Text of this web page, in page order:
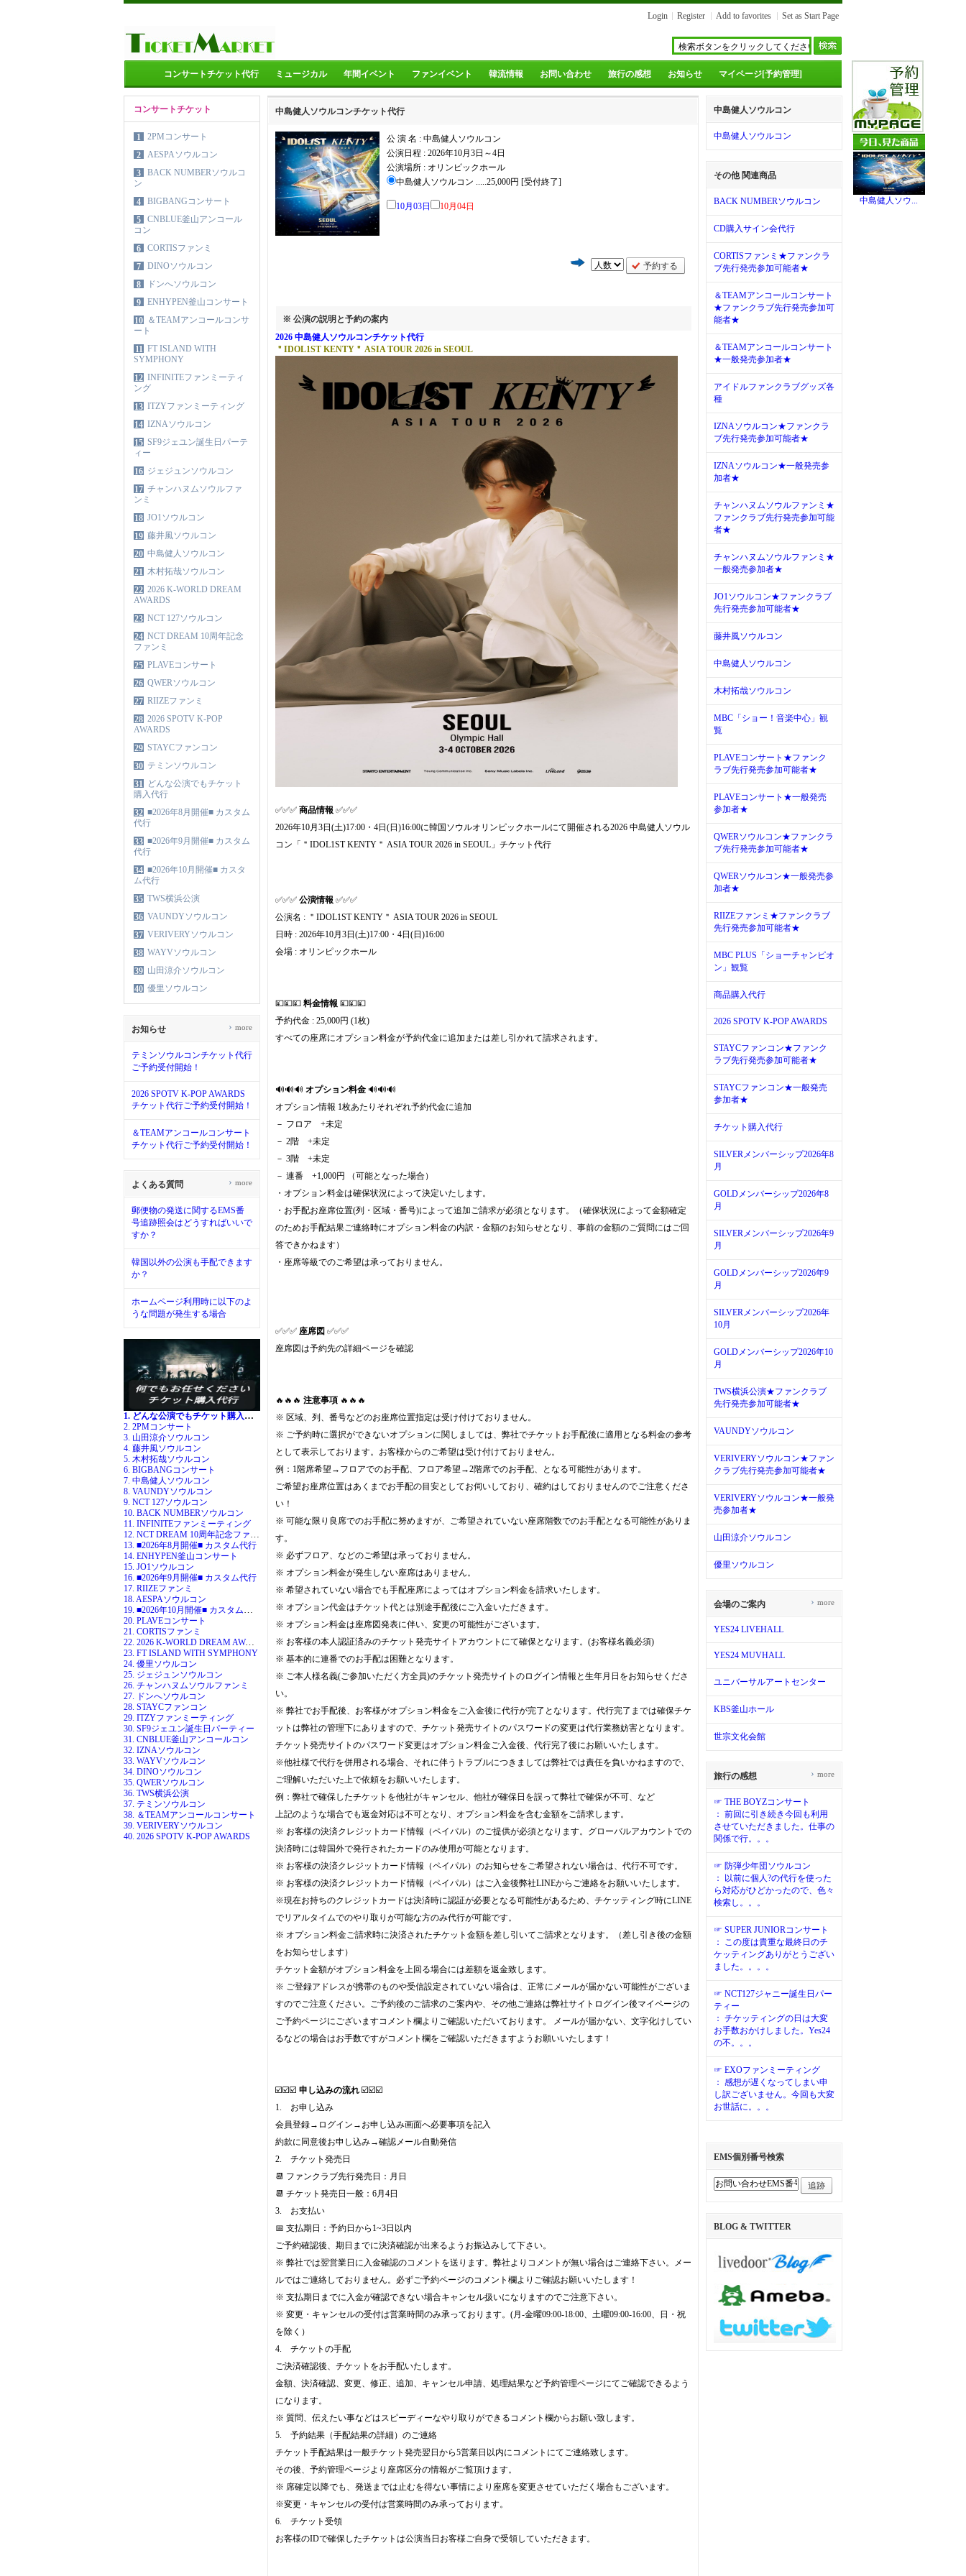
Login Register Add to favorites Set as Start Page
コンサートチケット代行 ミュージカル 年間イベント ファンイベント 韓流情報 お問い合わせ 旅行の感想 お知らせ マイページ[予約管理]
コンサートチケット
1
2PMコンサート
2
AESPAソウルコン
3
BACK NUMBERソウルコ
ン
4
BIGBANGコンサート
5
CNBLUE釜山アンコール
コン
6
CORTISファンミ
7
DINOソウルコン
8
ドンへソウルコン
9
ENHYPEN釜山コンサート
10 ＆TEAMアンコールコンサ
ート
11 FT ISLAND WITH
SYMPHONY
12 INFINITEファンミーティ
ング
13 ITZYファンミーティング
14 IZNAソウルコン
15 SF9ジェユン誕生日パーテ
ィー
16 ジェジュンソウルコン
17 チャンハヌムソウルファ
ンミ
18 JO1ソウルコン
19 藤井風ソウルコン
20 中島健人ソウルコン
21 木村拓哉ソウルコン
22 2026 K-WORLD DREAM
AWARDS
23 NCT 127ソウルコン
24 NCT DREAM 10周年記念
ファンミ
25 PLAVEコンサート
26 QWERソウルコン
27 RIIZEファンミ
28 2026 SPOTV K-POP
AWARDS
29 STAYCファンコン
30 テミンソウルコン
31 どんな公演でもチケット
購入代行
32 ■2026年8月開催■ カスタム
代行
33 ■2026年9月開催■ カスタム
代行
34 ■2026年10月開催■ カスタ
ム代行
35 TWS横浜公演
36 VAUNDYソウルコン
37 VERIVERYソウルコン
38 WAYVソウルコン
39 山田涼介ソウルコン
40 優里ソウルコン
お知らせ
テミンソウルコンチケット代行
ご予約受付開始！
2026 SPOTV K-POP AWARDS
チケット代行ご予約受付開始！
＆TEAMアンコールコンサート
チケット代行ご予約受付開始！
› more
よくある質問
郵便物の発送に関するEMS番
号追跡照会はどうすればいいで
すか？
韓国以外の公演も手配できます
か？
ホームページ利用時に以下のよ
うな問題が発生する場合
› more
1. どんな公演でもチケット購入代行
2. 2PMコンサート
3. 山田涼介ソウルコン
4. 藤井風ソウルコン
5. 木村拓哉ソウルコン
6. BIGBANGコンサート
7. 中島健人ソウルコン
8. VAUNDYソウルコン
9. NCT 127ソウルコン
10. BACK NUMBERソウルコン
11. INFINITEファンミーティング
12. NCT DREAM 10周年記念ファンミ
13. ■2026年8月開催■ カスタム代行
14. ENHYPEN釜山コンサート
15. JO1ソウルコン
16. ■2026年9月開催■ カスタム代行
17. RIIZEファンミ
18. AESPAソウルコン
19. ■2026年10月開催■ カスタム代行
20. PLAVEコンサート
21. CORTISファンミ
22. 2026 K-WORLD DREAM AWARDS
23. FT ISLAND WITH SYMPHONY
24. 優里ソウルコン
25. ジェジュンソウルコン
26. チャンハヌムソウルファンミ
27. ドンへソウルコン
28. STAYCファンコン
29. ITZYファンミーティング
30. SF9ジェユン誕生日パーティー
31. CNBLUE釜山アンコールコン
32. IZNAソウルコン
33. WAYVソウルコン
34. DINOソウルコン
35. QWERソウルコン
36. TWS横浜公演
37. テミンソウルコン
38. ＆TEAMアンコールコンサート
39. VERIVERYソウルコン
40. 2026 SPOTV K-POP AWARDS
中島健人ソウルコンチケット代行
公 演 名 : 中島健人ソウルコン
公演日程 : 2026年10月3日～4日
公演場所 : オリンピックホール
中島健人ソウルコン .....25,000円 [受付終了]
10月03日 10月04日
予約する
※ 公演の説明と予約の案内
2026 中島健人ソウルコンチケット代行
＂IDOL1ST KENTY＂ ASIA TOUR 2026 in SEOUL
✅✅✅ 商品情報 ✅✅✅
2026年10月3日(土)17:00・4日(日)16:00に韓国ソウルオリンピックホールにて開催される2026 中島健人ソウル
コン「＂IDOL1ST KENTY＂ ASIA TOUR 2026 in SEOUL」チケット代行
✅✅✅ 公演情報 ✅✅✅
公演名 : ＂IDOL1ST KENTY＂ ASIA TOUR 2026 in SEOUL
日時 : 2026年10月3日(土)17:00・4日(日)16:00
会場 : オリンピックホール
💴💴💴 料金情報 💴💴💴
予約代金 : 25,000円 (1枚)
すべての座席にオプション料金が予約代金に追加または差し引かれて請求されます。
🔊🔊🔊 オプション料金 🔊🔊🔊
オプション情報 1枚あたりそれぞれ予約代金に追加
－ フロア +未定
－ 2階 +未定
－ 3階 +未定
－ 連番 +1,000円 （可能となった場合）
・オプション料金は確保状況によって決定いたします。
・お手配お座席位置(列・区域・番号)によって追加ご請求が必須となります。（確保状況によって金額確定
のためお手配結果ご連絡時にオプション料金の内訳・金額のお知らせとなり、事前の金額のご質問にはご回
答できかねます）
・座席等級でのご希望は承っておりません。
✅✅✅ 座席図 ✅✅✅
座席図は予約先の詳細ページを確認
🔥🔥🔥 注意事項 🔥🔥🔥
※ 区域、列、番号などのお座席位置指定は受け付けておりません。
※ ご予約時に選択ができないオプションに関しましては、弊社でチケットお手配後に適用となる料金の参考
として表示しております。お客様からのご希望は受け付けておりません。
例：1階席希望→フロアでのお手配、フロア希望→2階席でのお手配、となる可能性があります。
ご希望お座席位置はあくまでお手配の目安としてお伺いしており、確約はしておりませんのでご注意くださ
い！
※ 可能な限り良席でのお手配に努めますが、ご希望されていない座席階数でのお手配となる可能性がありま
す。
※ 必ずフロア、などのご希望は承っておりません。
※ オプション料金が発生しない座席はありません。
※ 希望されていない場合でも手配座席によってはオプション料金を請求いたします。
※ オプション代金はチケット代とは別途手配後にご入金いただきます。
※ オプション料金は座席図発表に伴い、変更の可能性がございます。
※ お客様の本人認証済みのチケット発売サイトアカウントにて確保となります。(お客様名義必須)
※ 基本的に連番でのお手配は困難となります。
※ ご本人様名義(ご参加いただく方全員)のチケット発売サイトのログイン情報と生年月日をお知らせくださ
い。
※ 弊社でお手配後、お客様がオプション料金をご入金後に代行が完了となります。代行完了までは確保チケ
ットは弊社の管理下にありますので、チケット発売サイトのパスワードの変更は代行業務妨害となります。
チケット発売サイトのパスワード変更はオプション料金ご入金後、代行完了後にお願いいたします。
※他社様で代行を併用される場合、それに伴うトラブルにつきましては弊社では責任を負いかねますので、
ご理解いただいた上で依頼をお願いいたします。
例：弊社で確保したチケットを他社がキャンセル、他社が確保日を誤って弊社で確保が不可、など
上記のような場合でも返金対応は不可となり、オプション料金を含む金額をご請求します。
※ お客様の決済クレジットカード情報（ペイパル）のご提供が必須となります。グローバルアカウントでの
決済時には韓国外で発行されたカードのみ使用が可能となります。
※ お客様の決済クレジットカード情報（ペイパル）のお知らせをご希望されない場合は、代行不可です。
※ お客様の決済クレジットカード情報（ペイパル）はご入金後弊社LINEからご連絡をお願いいたします。
※現在お持ちのクレジットカードは決済時に認証が必要となる可能性があるため、チケッティング時にLINE
でリアルタイムでのやり取りが可能な方のみ代行が可能です。
※ オプション料金ご請求時に決済されたチケット金額を差し引いてご請求となります。（差し引き後の金額
をお知らせします）
チケット金額がオプション料金を上回る場合には差額を返金致します。
※ ご登録アドレスが携帯のものや受信設定されていない場合は、正常にメールが届かない可能性がございま
すのでご注意ください。ご予約後のご請求のご案内や、その他ご連絡は弊社サイトログイン後マイページの
ご予約ページにございますコメント欄よりご確認いただいております。 メールが届かない、文字化けしてい
るなどの場合はお手数ですがコメント欄をご確認いただきますようお願いいたします！
☑️☑️☑️ 申し込みの流れ ☑️☑️☑️
1. お申し込み
会員登録→ログイン→お申し込み画面へ必要事項を記入
約款に同意後お申し込み→確認メール自動発信
2. チケット発売日
📆 ファンクラブ先行発売日：月日
📆 チケット発売日一般：6月4日
3. お支払い
📅 支払期日：予約日から1~3日以内
ご予約確認後、期日までに決済確認が出来るようお振込みして下さい。
※ 弊社では翌営業日に入金確認のコメントを送ります。弊社よりコメントが無い場合はご連絡下さい。メー
ルではご連絡しておりません。必ずご予約ページのコメント欄よりご確認お願いいたします！
※ 支払期日までに入金が確認できない場合キャンセル扱いになりますのでご注意下さい。
※ 変更・キャンセルの受付は営業時間のみ承っております。(月-金曜09:00-18:00、土曜09:00-16:00、日・祝
を除く）
4. チケットの手配
ご決済確認後、チケットをお手配いたします。
金額、決済確認、変更、修正、追加、キャンセル申請、処理結果など予約管理ページにてご確認できるよう
になります。
※ 質問、伝えたい事などはスピーディーなやり取りができるコメント欄からお願い致します。
5. 予約結果（手配結果の詳細）のご連絡
チケット手配結果は一般チケット発売翌日から5営業日以内にコメントにてご連絡致します。
その後、予約管理ページより座席区分の情報がご覧頂けます。
※ 席確定以降でも、発送までは止むを得ない事情により座席を変更させていただく場合もございます。
※変更・キャンセルの受付は営業時間のみ承っております。
6. チケット受領
お客様のIDで確保したチケットは公演当日お客様ご自身で受領していただきます。
中島健人ソウルコン
中島健人ソウルコン
その他 関連商品
BACK NUMBERソウルコン
CD購入サイン会代行
CORTISファンミ★ファンクラ
ブ先行発売参加可能者★
＆TEAMアンコールコンサート
★ファンクラブ先行発売参加可
能者★
＆TEAMアンコールコンサート
★一般発売参加者★
アイドルファンクラブグッズ各
種
IZNAソウルコン★ファンクラ
ブ先行発売参加可能者★
IZNAソウルコン★一般発売参
加者★
チャンハヌムソウルファンミ★
ファンクラブ先行発売参加可能
者★
チャンハヌムソウルファンミ★
一般発売参加者★
JO1ソウルコン★ファンクラブ
先行発売参加可能者★
藤井風ソウルコン
中島健人ソウルコン
木村拓哉ソウルコン
MBC「ショー！音楽中心」観
覧
PLAVEコンサート★ファンク
ラブ先行発売参加可能者★
PLAVEコンサート★一般発売
参加者★
QWERソウルコン★ファンクラ
ブ先行発売参加可能者★
QWERソウルコン★一般発売参
加者★
RIIZEファンミ★ファンクラブ
先行発売参加可能者★
MBC PLUS「ショーチャンピオ
ン」観覧
商品購入代行
2026 SPOTV K-POP AWARDS
STAYCファンコン★ファンク
ラブ先行発売参加可能者★
STAYCファンコン★一般発売
参加者★
チケット購入代行
SILVERメンバーシップ2026年8
月
GOLDメンバーシップ2026年8
月
SILVERメンバーシップ2026年9
月
GOLDメンバーシップ2026年9
月
SILVERメンバーシップ2026年
10月
GOLDメンバーシップ2026年10
月
TWS横浜公演★ファンクラブ
先行発売参加可能者★
VAUNDYソウルコン
VERIVERYソウルコン★ファン
クラブ先行発売参加可能者★
VERIVERYソウルコン★一般発
売参加者★
山田涼介ソウルコン
優里ソウルコン
会場のご案内
YES24 LIVEHALL
YES24 MUVHALL
ユニバーサルアートセンター
KBS釜山ホール
世宗文化会館
› more
旅行の感想
☞ THE BOYZコンサート
： 前回に引き続き今回も利用
させていただきました。仕事の
関係で行。。。
☞ 防弾少年団ソウルコン
： 以前に個人?の代行を使った
ら対応がひどかったので、色々
検索し。。。
☞ SUPER JUNIORコンサート
： この度は貴重な最終日のチ
ケッティングありがとうござい
ました。。。。
☞ NCT127ジャニー誕生日パー
ティー
： チケッティングの日は大変
お手数おかけしました。Yes24
の不。。。
☞ EXOファンミーティング
： 感想が遅くなってしまい申
し訳ございません。今回も大変
お世話に。。。
› more
EMS個別番号検索
追跡
BLOG & TWITTER
中島健人ソウ...